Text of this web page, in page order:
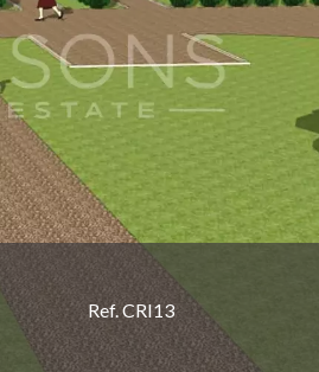
Ref. CRI13